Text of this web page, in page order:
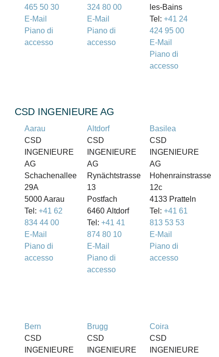
465 50 30
E-Mail
Piano di
accesso
324 80 00
E-Mail
Piano di
accesso
les-Bains
Tel:+41 24
424 95 00
E-Mail
Piano di
accesso
CSD INGENIEURE AG
Aarau
CSD
INGENIEURE
AG
Schachenallee
29A
5000 Aarau
Tel: +41 62
834 44 00
E-Mail
Piano di
accesso
Altdorf
CSD
INGENIEURE
AG
Rynächtstrasse
13
Postfach
6460 Altdorf
Tel:+41 41
874 80 10
E-Mail
Piano di
accesso
Basilea
CSD
INGENIEURE
AG
Hohenrainstrasse
12c
4133 Pratteln
Tel:+41 61
813 53 53
E-Mail
Piano di
accesso
Bern
CSD
INGENIEURE
Brugg
CSD
INGENIEURE
Coira
CSD
INGENIEURE